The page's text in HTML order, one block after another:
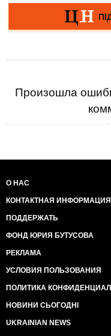
Произошла
О НАС
КОНТАКТНАЯ ИНФОРМАЦИЯ
ПОДДЕРЖАТЬ
ФОНД ЮРИЯ БУТУСОВА
РЕКЛАМА
УСЛОВИЯ ПОЛЬЗОВАНИЯ
ПОЛИТИКА
НОВИНИ СЬОГОДНІ
UKRAINIAN NEWS